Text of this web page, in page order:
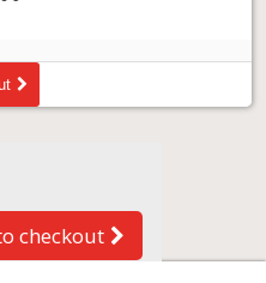
checkout